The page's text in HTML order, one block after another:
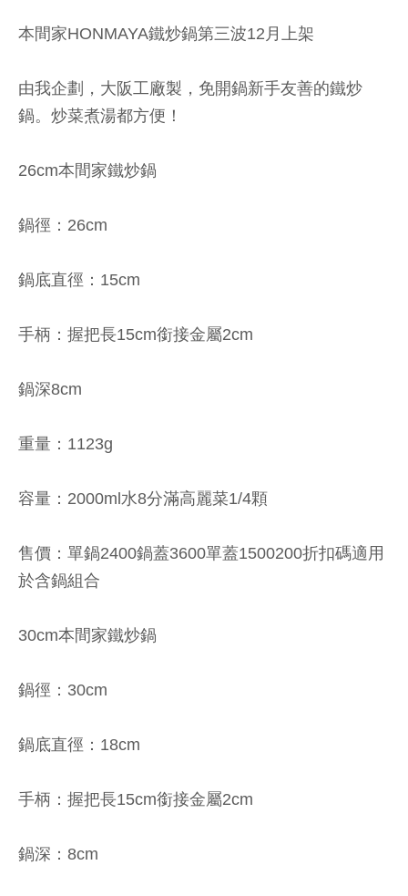
本間家HONMAYA鐵炒鍋第三波12月上架
由我企劃，大阪工廠製，免開鍋新手友善的鐵炒
鍋。炒菜煮湯都方便！
26cm本間家鐵炒鍋
鍋徑：26cm
鍋底直徑：15cm
手柄：握把長15cm銜接金屬2cm
鍋深8cm
重量：1123g
容量：2000ml水8分滿高麗菜1/4顆
售價：單鍋2400鍋蓋3600單蓋1500200折扣碼適用
於含鍋組合
30cm本間家鐵炒鍋
鍋徑：30cm
鍋底直徑：18cm
手柄：握把長15cm銜接金屬2cm
鍋深：8cm